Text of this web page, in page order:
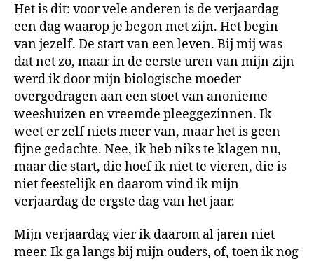
Het is dit: voor vele anderen is de verjaardag
een dag waarop je begon met zijn. Het begin
van jezelf. De start van een leven. Bij mij was
dat net zo, maar in de eerste uren van mijn zijn
werd ik door mijn biologische moeder
overgedragen aan een stoet van anonieme
weeshuizen en vreemde pleeggezinnen. Ik
weet er zelf niets meer van, maar het is geen
fijne gedachte. Nee, ik heb niks te klagen nu,
maar die start, die hoef ik niet te vieren, die is
niet feestelijk en daarom vind ik mijn
verjaardag de ergste dag van het jaar.
Mijn verjaardag vier ik daarom al jaren niet
meer. Ik ga langs bij mijn ouders, of, toen ik nog